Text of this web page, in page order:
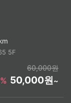
5F
60,000원
50,000원~